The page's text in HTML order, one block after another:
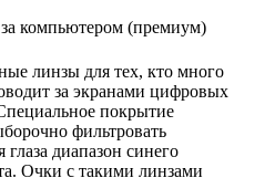
компьютером (премиум)
линзы для тех, кто много
за экранами цифровых
покрытие
фильтровать
диапазон синего
Очки с такими линзами